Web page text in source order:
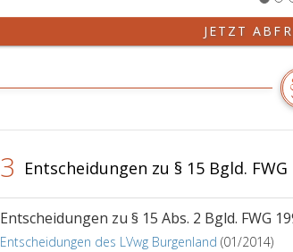
JETZT
3 Entscheidungen zu § 15 Bgld. FWG
Entscheidungen zu § 15 Abs. 2 Bgld. FWG
Entscheidungen des LVwg Burgenland (01/2014)